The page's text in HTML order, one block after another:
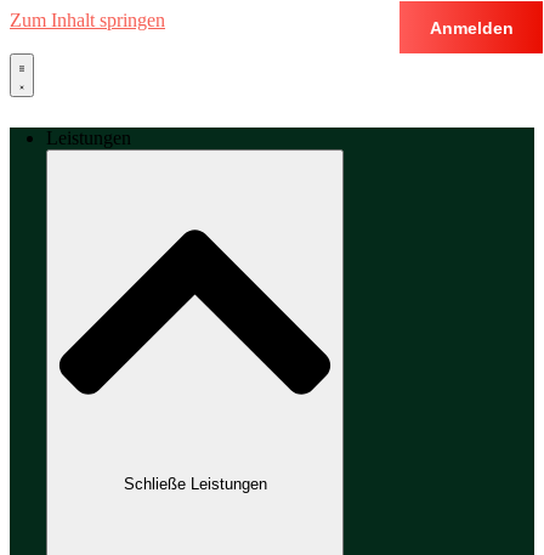
Zum Inhalt springen
Leistungen
Schließe Leistungen
Anmelden